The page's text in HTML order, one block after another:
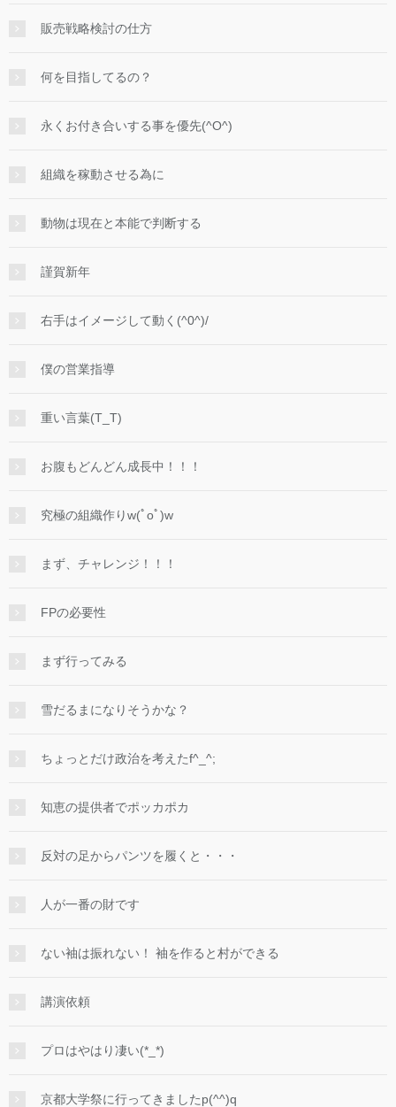
販売戦略検討の仕方
何を目指してるの？
永くお付き合いする事を優先(^O^)
組織を稼動させる為に
動物は現在と本能で判断する
謹賀新年
右手はイメージして動く(^0^)/
僕の営業指導
重い言葉(T_T)
お腹もどんどん成長中！！！
究極の組織作りw(ﾟoﾟ)w
まず、チャレンジ！！！
FPの必要性
まず行ってみる
雪だるまになりそうかな？
ちょっとだけ政治を考えたf^_^;
知恵の提供者でポッカポカ
反対の足からパンツを履くと・・・
人が一番の財です
ない袖は振れない！ 袖を作ると村ができる
講演依頼
プロはやはり凄い(*_*)
京都大学祭に行ってきましたp(^^)q